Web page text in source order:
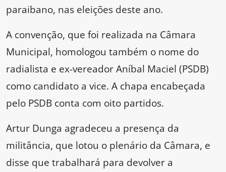
paraibano, nas eleições deste ano.
A convenção, que foi realizada na Câmara
Municipal, homologou também o nome do
radialista e ex-vereador Aníbal Maciel (PSDB)
como candidato a vice. A chapa encabeçada
pelo PSDB conta com oito partidos.
Artur Dunga agradeceu a presença da
militância, que lotou o plenário da Câmara, e
disse que trabalhará para devolver a